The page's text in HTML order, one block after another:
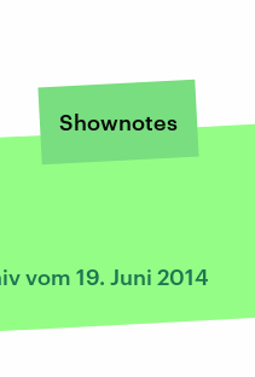
Shownotes
vom 19. Juni 2014